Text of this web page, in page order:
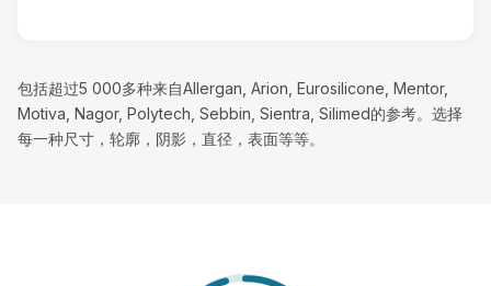
包括超过5 000多种来自Allergan, Arion, Eurosilicone, Mentor,
Motiva, Nagor, Polytech, Sebbin, Sientra, Silimed的参考。选择
每一种尺寸，轮廓，阴影，直径，表面等等。